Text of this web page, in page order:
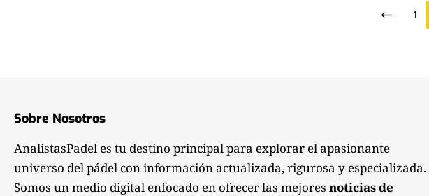
1
Sobre Nosotros
AnalistasPadel es tu destino principal para explorar el apasionante
universo del pádel con información actualizada, rigurosa y especializada.
Somos un medio digital enfocado en ofrecer las mejores noticias de